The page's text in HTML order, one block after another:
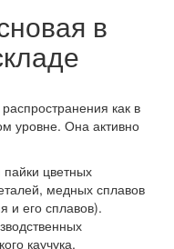
в
как в
уровне. Она активно
цветных
медных сплавов
и его сплавов).
каучука,